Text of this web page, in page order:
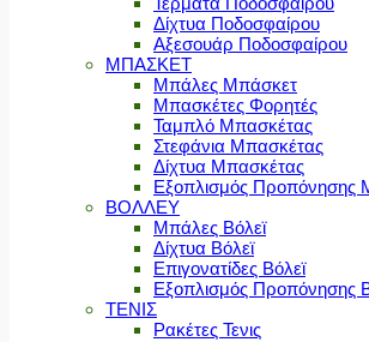
Δίχτυα Ποδοσφαίρου
Αξεσουάρ Ποδοσφαίρου
ΜΠΑΣΚΕΤ
Μπάλες Μπάσκετ
Μπασκέτες Φορητές
Ταμπλό Μπασκέτας
Στεφάνια Μπασκέτας
Δίχτυα Μπασκέτας
Εξοπλισμός Προπόνησης
ΒΟΛΛΕΥ
Μπάλες Βόλεϊ
Δίχτυα Βόλεϊ
Επιγονατίδες Βόλεϊ
Εξοπλισμός Προπόνησης
ΤΕΝΙΣ
Ρακέτες Τενις